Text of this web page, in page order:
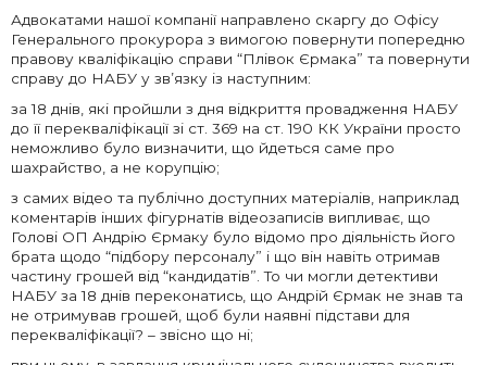
Адвокатами нашої компанії направлено скаргу до Офісу
Генерального прокурора з вимогою повернути попередню
правову кваліфікацію справи “Плівок Єрмака” та повернути
справу до НАБУ у зв’язку із наступним:
за 18 днів, які пройшли з дня відкриття провадження НАБУ
до її перекваліфікації зі ст. 369 на ст. 190 КК України просто
неможливо було визначити, що йдеться саме про
шахрайство, а не корупцію;
з самих відео та публічно доступних матеріалів, наприклад
коментарів інших фігурнатів відеозаписів випливає, що
Голові ОП Андрію Єрмаку було відомо про діяльність його
брата щодо “підбору персоналу” і що він навіть отримав
частину грошей від “кандидатів”. То чи могли детективи
НАБУ за 18 днів переконатись, що Андрій Єрмак не знав та
не отримував грошей, щоб були наявні підстави для
перекваліфікації? – звісно що ні;